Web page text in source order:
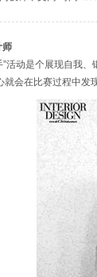
师
”活动是个展现自我
会在比赛过程中发